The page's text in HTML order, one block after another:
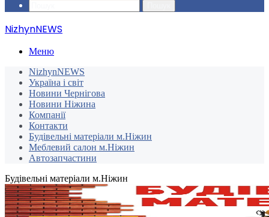
NizhynNEWS
Меню
NizhynNEWS
Україна і світ
Новини Чернігова
Новини Ніжина
Компанії
Контакти
Будівельні матеріали м.Ніжин
Меблевий салон м.Ніжин
Автозапчастини
Будівельні матеріали м.Ніжин